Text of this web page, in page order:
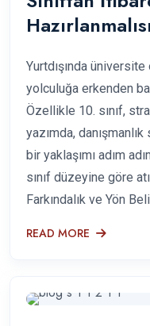
Yurtdışında
yolculuğa erkenden
Özellikle 10. sınıf,
yazımda,
bir yaklaşımı adım
sınıf düzeyine göre
Farkındalık ve Yön
READ MORE